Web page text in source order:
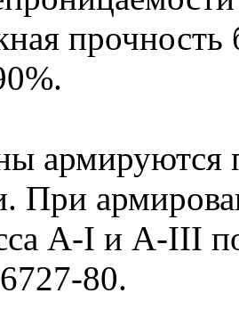
прочность
армируются
При
A-I и A-III
80.